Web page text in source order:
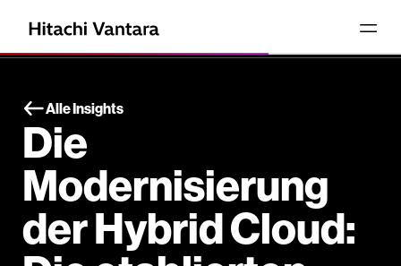
Alle Insights
Die
Modernisierung
der Hybrid Cloud: